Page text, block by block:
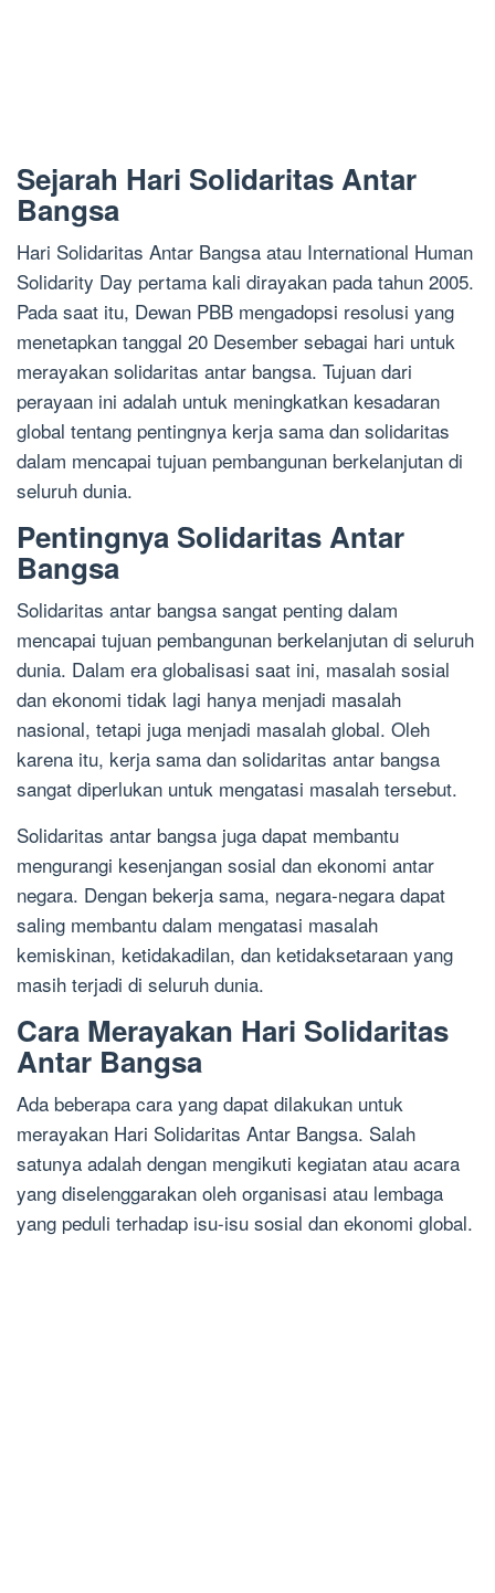
Sejarah Hari Solidaritas Antar
Bangsa
Hari Solidaritas Antar Bangsa atau International Human
Solidarity Day pertama kali dirayakan pada tahun 2005.
Pada saat itu, Dewan PBB mengadopsi resolusi yang
menetapkan tanggal 20 Desember sebagai hari untuk
merayakan solidaritas antar bangsa. Tujuan dari
perayaan ini adalah untuk meningkatkan kesadaran
global tentang pentingnya kerja sama dan solidaritas
dalam mencapai tujuan pembangunan berkelanjutan di
seluruh dunia.
Pentingnya Solidaritas Antar
Bangsa
Solidaritas antar bangsa sangat penting dalam
mencapai tujuan pembangunan berkelanjutan di seluruh
dunia. Dalam era globalisasi saat ini, masalah sosial
dan ekonomi tidak lagi hanya menjadi masalah
nasional, tetapi juga menjadi masalah global. Oleh
karena itu, kerja sama dan solidaritas antar bangsa
sangat diperlukan untuk mengatasi masalah tersebut.
Solidaritas antar bangsa juga dapat membantu
mengurangi kesenjangan sosial dan ekonomi antar
negara. Dengan bekerja sama, negara-negara dapat
saling membantu dalam mengatasi masalah
kemiskinan, ketidakadilan, dan ketidaksetaraan yang
masih terjadi di seluruh dunia.
Cara Merayakan Hari Solidaritas
Antar Bangsa
Ada beberapa cara yang dapat dilakukan untuk
merayakan Hari Solidaritas Antar Bangsa. Salah
satunya adalah dengan mengikuti kegiatan atau acara
yang diselenggarakan oleh organisasi atau lembaga
yang peduli terhadap isu-isu sosial dan ekonomi global.